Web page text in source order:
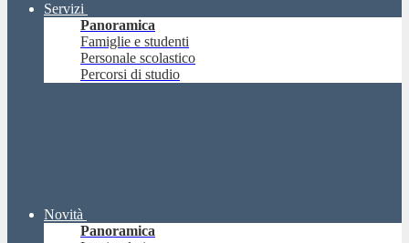
Servizi
Panoramica
Famiglie e studenti
Personale scolastico
Percorsi di studio
Novità
Panoramica